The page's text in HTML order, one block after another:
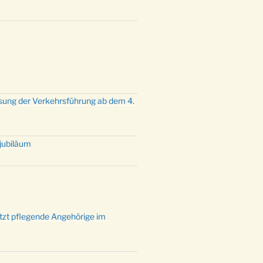
um 23:00 Uhr
der Verkehrsführung ab dem 4.
pflegende Angehörige im